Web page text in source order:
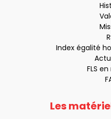
Index égalité
FLS
Les